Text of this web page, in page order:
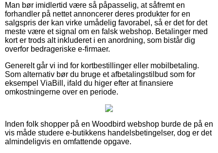
Man bør imidlertid være så påpasselig, at såfremt en
forhandler på nettet annoncerer deres produkter for en
salgspris der kan virke umådelig favorabel, så er det for det
meste være et signal om en falsk webshop. Betalinger med
kort er trods alt inkluderet i en anordning, som bistår dig
overfor bedrageriske e-firmaer.
Generelt går vi ind for kortbestillinger eller mobilbetaling.
Som alternativ bør du bruge et afbetalingstilbud som for
eksempel ViaBill, ifald du higer efter at finansiere
omkostningerne over en periode.
Inden folk shopper på en Woodbird webshop burde de på en
vis måde studere e-butikkens handelsbetingelser, dog er det
almindeligvis en omfattende opgave.